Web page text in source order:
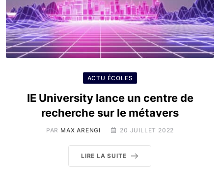
ACTU ÉCOLES
IE University lance un centre de
recherche sur le métavers
PAR MAX ARENGI 20 JUILLET 2022
LIRE LA SUITE